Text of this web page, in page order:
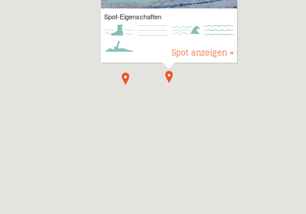
Spot-Eigenschaften
Spot anzeigen »